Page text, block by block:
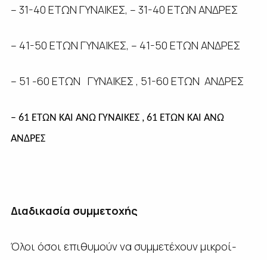
– 31-40 ΕΤΩΝ ΓΥΝΑΙΚΕΣ, – 31-40 ΕΤΩΝ ΑΝΔΡΕΣ
– 41-50 ΕΤΩΝ ΓΥΝΑΙΚΕΣ, – 41-50 ΕΤΩΝ ΑΝΔΡΕΣ
– 51 -60 ΕΤΩΝ ΓΥΝΑΙΚΕΣ , 51-60 ΕΤΩΝ ΑΝΔΡΕΣ
– 61 ΕΤΩΝ ΚΑΙ ΑΝΩ ΓΥΝΑΙΚΕΣ , 61 ΕΤΩΝ ΚΑΙ ΑΝΩ
ΑΝΔΡΕΣ
Διαδικασία συμμετοχής
Όλοι όσοι επιθυμούν να συμμετέχουν μικροί-